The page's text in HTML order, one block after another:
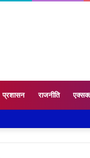
प्रशासन राजनीति